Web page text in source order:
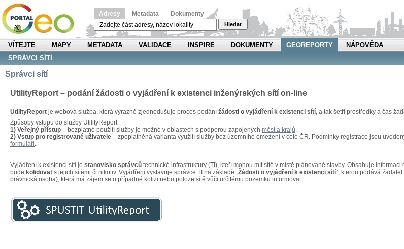
Adresy Metadata Dokumenty
Hledat
VÍTEJTE MAPY METADATA VALIDACE INSPIRE DOKUMENTY GEOREPORTY
NÁPOVĚDA
SPRÁVCI SÍTÍ
Správci sítí
UtilityReport – podání žádosti o vyjádření k existenci inženýrských sítí on-line
UtilityReport je webová služba, která výrazně zjednodušuje proces podání žádosti o vyjádření k existenci sítí, a tak šetří prostředky a čas
Způsoby vstupu do služby UtilityReport:
1) Veřejný přístup – bezplatné použití služby je možné v oblastech s podporou zapojených měst a krajů.
2) Vstup pro registrované uživatele – zpoplatněná varianta využití služby bez územního omezení v celé ČR. Podmínky registrace jsou
formuláři.
Vyjádření k existenci sítí je stanovisko správců technické infrastruktury (TI), kteří mohou mít sítě v místě plánované stavby. Obsahuje informaci
bude kolidovat s jejich sítěmi či nikoliv. Vyjádření vystavuje správce TI na základě „Žádosti o vyjádření k existenci sítí“, kterou podává
právnická osoba), která má zájem se o případné kolizi nebo poloze sítě vůči určitému pozemku informovat.